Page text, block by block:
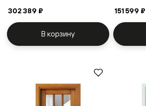
302 389 ₽
В корзину
151 599 ₽